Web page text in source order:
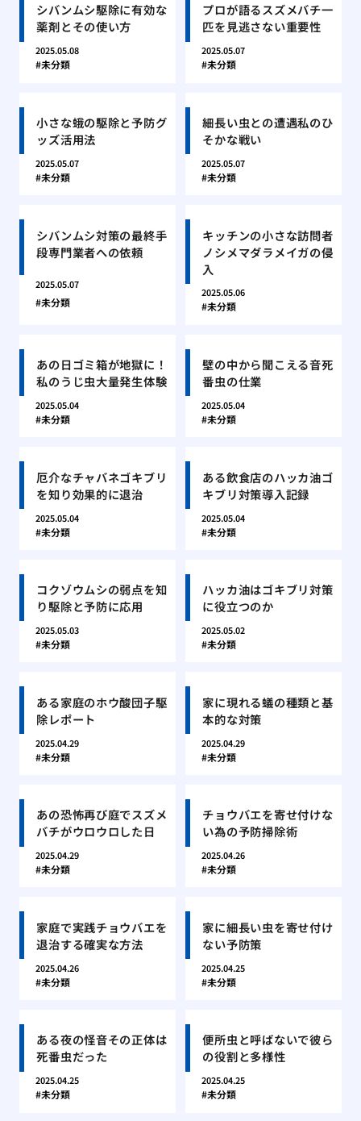
シバンムシ駆除に有効な
薬剤とその使い方
2025.05.08
未分類
プロが語るスズメバチ一
匹を見逃さない重要性
2025.05.07
未分類
小さな蛾の駆除と予防グ
ッズ活用法
2025.05.07
未分類
細長い虫との遭遇私のひ
そかな戦い
2025.05.07
未分類
シバンムシ対策の最終手
段専門業者への依頼
2025.05.07
未分類
キッチンの小さな訪問者
ノシメマダラメイガの侵
入
2025.05.06
未分類
あの日ゴミ箱が地獄に！
私のうじ虫大量発生体験
2025.05.04
未分類
壁の中から聞こえる音死
番虫の仕業
2025.05.04
未分類
厄介なチャバネゴキブリ
を知り効果的に退治
2025.05.04
未分類
ある飲食店のハッカ油ゴ
キブリ対策導入記録
2025.05.04
未分類
コクゾウムシの弱点を知
り駆除と予防に応用
2025.05.03
未分類
ハッカ油はゴキブリ対策
に役立つのか
2025.05.02
未分類
ある家庭のホウ酸団子駆
除レポート
2025.04.29
未分類
家に現れる蟻の種類と基
本的な対策
2025.04.29
未分類
あの恐怖再び庭でスズメ
バチがウロウロした日
2025.04.29
未分類
チョウバエを寄せ付けな
い為の予防掃除術
2025.04.26
未分類
家庭で実践チョウバエを
退治する確実な方法
2025.04.26
未分類
家に細長い虫を寄せ付け
ない予防策
2025.04.25
未分類
ある夜の怪音その正体は
死番虫だった
2025.04.25
未分類
便所虫と呼ばないで彼ら
の役割と多様性
2025.04.25
未分類